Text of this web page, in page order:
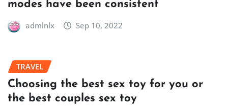
modes have been consistent
admlnlx Sep 10, 2022
TRAVEL
Choosing the best sex toy for you or
the best couples sex toy